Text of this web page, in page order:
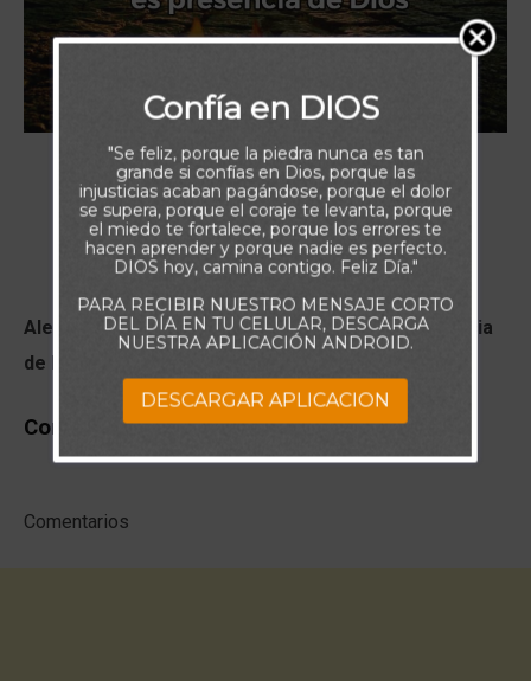
Alegría no es ausencia de sufrimiento, es presencia
de Dios.
Comments
Comentarios
Confía en DIOS
"Se feliz, porque la piedra nunca es tan
grande si confías en Dios, porque las
injusticias acaban pagándose, porque el dolor
se supera, porque el coraje te levanta, porque
el miedo te fortalece, porque los errores te
hacen aprender y porque nadie es perfecto.
DIOS hoy, camina contigo. Feliz Día."
PARA RECIBIR NUESTRO MENSAJE CORTO
DEL DÍA EN TU CELULAR, DESCARGA
NUESTRA APLICACIÓN ANDROID.
DESCARGAR APLICACION